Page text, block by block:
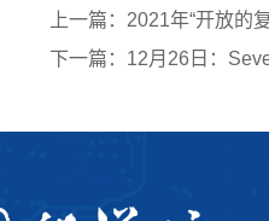
上一篇：2021年“开放
下一篇：12月26日：